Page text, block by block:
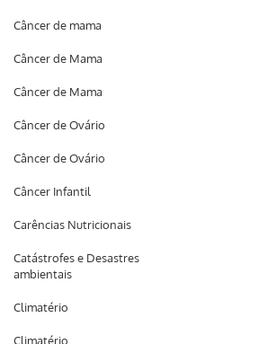
Câncer de mama
Câncer de Mama
Câncer de Mama
Câncer de Ovário
Câncer de Ovário
Câncer Infantil
Carências Nutricionais
Catástrofes e Desastres
ambientais
Climatério
Climatério